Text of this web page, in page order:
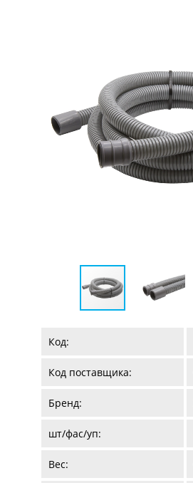
Код:
Код поставщика:
Бренд:
шт/фас/уп:
Вес: